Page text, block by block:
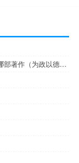
为政以德譬如北辰居其所而众星共之出自哪部著作（为政以德譬如北辰居其所而众星共之）